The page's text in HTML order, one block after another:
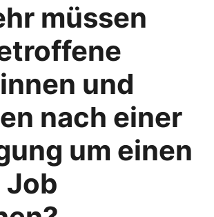
müssen
und
nach einer
um einen
Job